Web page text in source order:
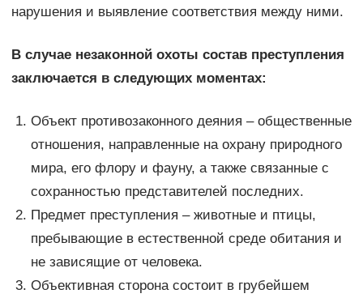
нарушения и выявление соответствия между ними.
В случае незаконной охоты состав преступления
заключается в следующих моментах:
Объект противозаконного деяния – общественные
отношения, направленные на охрану природного
мира, его флору и фауну, а также связанные с
сохранностью представителей последних.
Предмет преступления – животные и птицы,
пребывающие в естественной среде обитания и
не зависящие от человека.
Объективная сторона состоит в грубейшем